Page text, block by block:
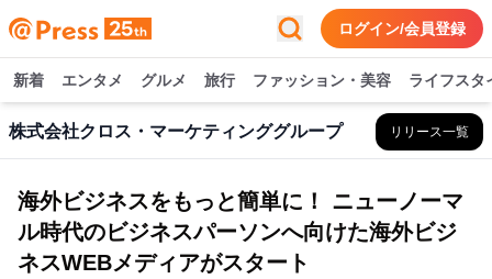
ログイン/会員登録
新着 エンタメ グルメ 旅行 ファッション・美容 ライフスタ
株式会社クロス・マーケティンググループ リリース一覧
海外ビジネスをもっと簡単に！ ニューノーマ
ル時代のビジネスパーソンへ向けた海外ビジ
ネスWEBメディアがスタート